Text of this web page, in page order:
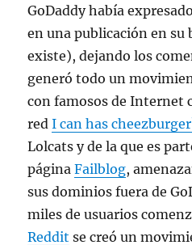
GoDaddy había
en una publicación en su
existe), dejando los
generó todo un
con famosos de Internet
redI can has
Lolcats y de la que es
páginaFailblog,
sus dominios fuera de
miles de usuarios
Reddit se creó un